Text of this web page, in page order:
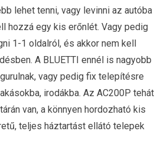
lehet tenni, vagy levinni az autóba
hozzá egy kis erőnlét. Vagy pedig
1-1 oldalról, és akkor nem kell
A BLUETTI ennél is nagyobb
vagy pedig fix telepítésre
irodákba. Az AC200P tehát
van, a könnyen hordozható kis
teljes háztartást ellátó telepek